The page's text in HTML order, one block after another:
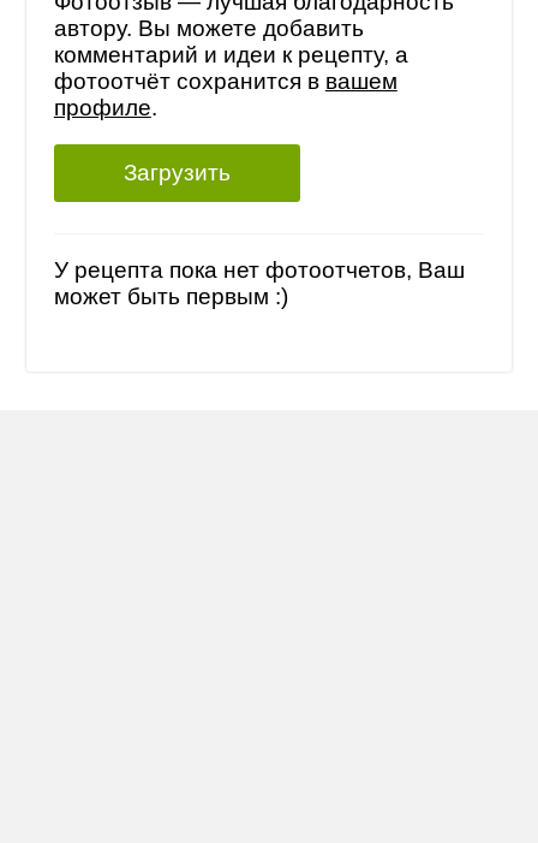
автору. Вы можете добавить
комментарий и идеи к рецепту, а
фотоотчёт сохранится в вашем
профиле.
Загрузить
У рецепта пока нет фотоотчетов, Ваш
может быть первым :)